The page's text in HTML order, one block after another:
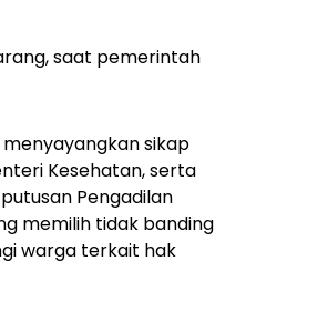
saat pemerintah
sikap
Kesehatan, serta
Pengadilan
memilih tidak banding
warga terkait hak